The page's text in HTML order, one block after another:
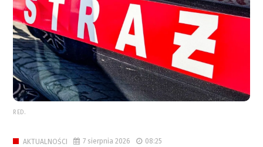
RED.
AKTUALNOŚCI 7 sierpnia 2026 08:25